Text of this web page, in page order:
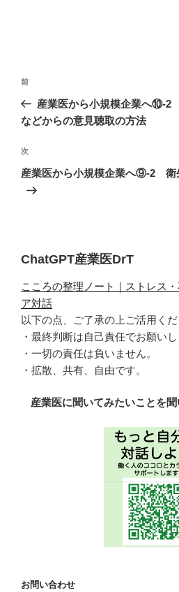
投
ナ
ゲ
ー
シ
過
去
の
稿
前
産業医から小規模企業へ⑩-2
などからの意見聴取の方法
次
の
次
産業医から小規模企業へ⑨-2 衛
ChatGPT産業医DrT
こころの整理ノート｜ストレス
ア対話
以下の点、ご了承の上ご活用くだ
・最終判断は自己責任でお願いし
・一切の責任は負いません。
・拡散、共有、自由です。
産業医に聞いてみたいことを
お問い合わせ